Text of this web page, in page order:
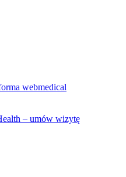
webmedical
– umów wizytę